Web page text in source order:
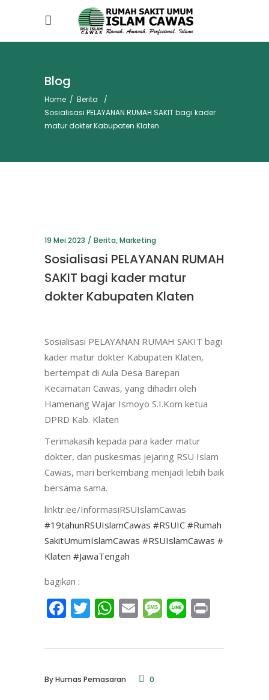
Blog
Home / Berita
/
Sosialisasi PELAYANAN RUMAH SAKIT bagi kader
matur dokter Kabupaten Klaten
19 Mei 2023 Berita,Marketing
Sosialisasi PELAYANAN RUMAH
SAKIT bagi kader matur
dokter Kabupaten Klaten
Sosialisasi PELAYANAN RUMAH SAKIT bagi
kader matur dokter Kabupaten Klaten,
bertempat di Aula Desa Barepan
Kecamatan Cawas, yang dihadiri oleh
Hamenang Wajar Ismoyo S.I.Kom ketua
DPRD Kab. Klaten
Terimakasih kepada para kader matur
dokter, dan puskesmas jejaring RSU Islam
Cawas, mari berkembang menjadi lebih baik
bersama sama.
linktr.ee/InformasiRSUIslamCawas
#19tahunRSUIslamCawas #RSUIC #Rumah
SakitUmumIslamCawas #RSUIslamCawas #
Klaten #JawaTengah
bagikan :
Facebook
Twitter
WhatsApp
EmailMessage
Line
ByHumas Pemasaran 0